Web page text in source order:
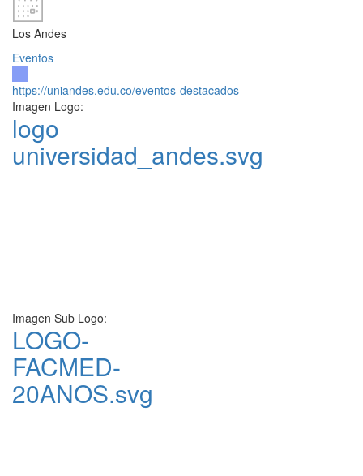
Los Andes
Eventos
https://uniandes.edu.co/eventos-destacados
Imagen Logo:
logo
universidad_andes.svg
Imagen Sub Logo:
LOGO-
FACMED-
20ANOS.svg